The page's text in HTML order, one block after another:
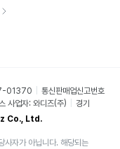
01370
통신판매업신고번호
사업자: 와디즈(주)
경기
Co., Ltd.
사자가 아닙니다. 해당되는